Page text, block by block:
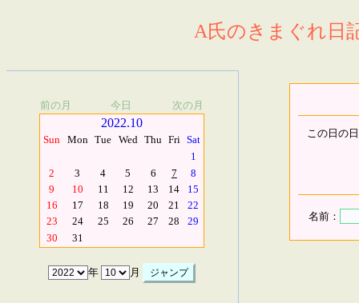
A氏のきまぐれ日
前の月 今日 次の月
2022.10
Sun Mon Tue Wed Thu Fri Sat
1
2
3 4 5 6 7
8
9
10 11 12 13 14
15
16
17 18 19 20 21
22
23
24 25 26 27 28
29
30
31
年 月
この日の
名前：